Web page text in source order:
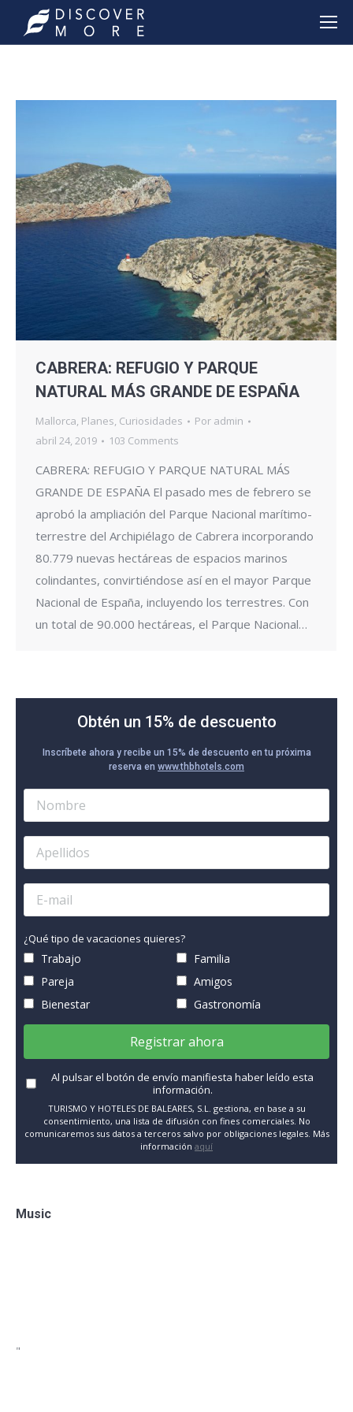
CABRERA: REFUGIO Y PARQUE
NATURAL MÁS GRANDE DE ESPAÑA
Mallorca, Planes, Curiosidades Por admin
abril 24, 2019
103 Comments
CABRERA: REFUGIO Y PARQUE NATURAL MÁS
GRANDE DE ESPAÑA El pasado mes de febrero se
aprobó la ampliación del Parque Nacional marítimo-
terrestre del Archipiélago de Cabrera incorporando
80.779 nuevas hectáreas de espacios marinos
colindantes, convirtiéndose así en el mayor Parque
Nacional de España, incluyendo los terrestres. Con
un total de 90.000 hectáreas, el Parque Nacional…
Obtén un 15% de descuento
Inscríbete ahora y recibe un 15% de descuento en tu próxima
reserva en www.thbhotels.com
¿Qué tipo de vacaciones quieres?
Trabajo
Familia
Pareja
Amigos
Bienestar
Gastronomía
Registrar ahora
Al pulsar el botón de envío manifiesta haber leído esta
información.
TURISMO Y HOTELES DE BALEARES, S.L. gestiona, en base a su
consentimiento, una lista de difusión con fines comerciales. No
comunicaremos sus datos a terceros salvo por obligaciones legales. Más
información aquí
Music
"